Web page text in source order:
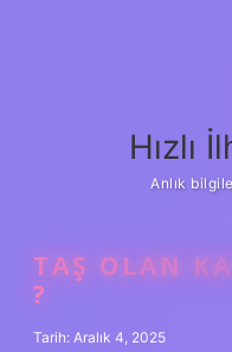
Hızlı
Anlık
TAŞ OLAN
?
Tarih: Aralık 4, 2025